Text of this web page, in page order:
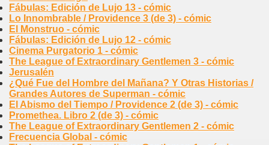
Fábulas: Edición de Lujo 13 - cómic
Lo Innombrable / Providence 3 (de 3) - cómic
El Monstruo - cómic
Fábulas: Edición de Lujo 12 - cómic
Cinema Purgatorio 1 - cómic
The League of Extraordinary Gentlemen 3 - cómic
Jerusalén
¿Qué Fue del Hombre del Mañana? Y Otras Historias /
Grandes Autores de Superman - cómic
El Abismo del Tiempo / Providence 2 (de 3) - cómic
Promethea. Libro 2 (de 3) - cómic
The League of Extraordinary Gentlemen 2 - cómic
Frecuencia Global - cómic